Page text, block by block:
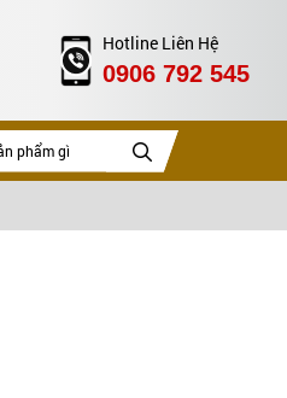
Hotline Liên Hệ
0906 792 545